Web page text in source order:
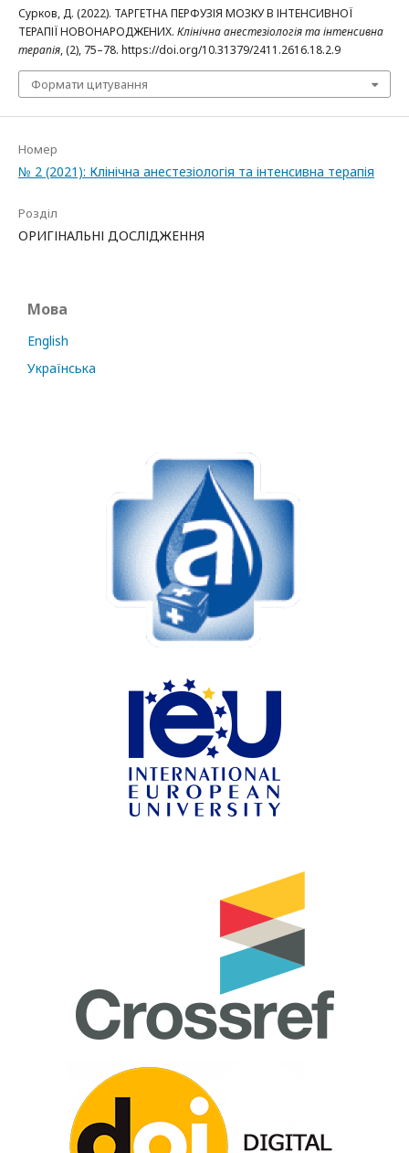
Сурков, Д. (2022). ТАРГЕТНА ПЕРФУЗІЯ МОЗКУ В ІНТЕНСИВНОЇ
ТЕРАПІЇ НОВОНАРОДЖЕНИХ. Клінічна анестезіологія та інтенсивна
терапія, (2), 75–78. https://doi.org/10.31379/2411.2616.18.2.9
Формати цитування
Номер
№ 2 (2021): Клінічна анестезіологія та інтенсивна терапія
Розділ
ОРИГІНАЛЬНІ ДОСЛІДЖЕННЯ
Мова
English
Українська